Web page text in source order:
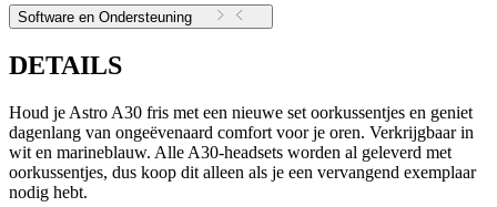
Software en Ondersteuning
DETAILS
Houd je Astro A30 fris met een nieuwe set oorkussentjes en geniet
dagenlang van ongeëvenaard comfort voor je oren. Verkrijgbaar in
wit en marineblauw. Alle A30-headsets worden al geleverd met
oorkussentjes, dus koop dit alleen als je een vervangend exemplaar
nodig hebt.